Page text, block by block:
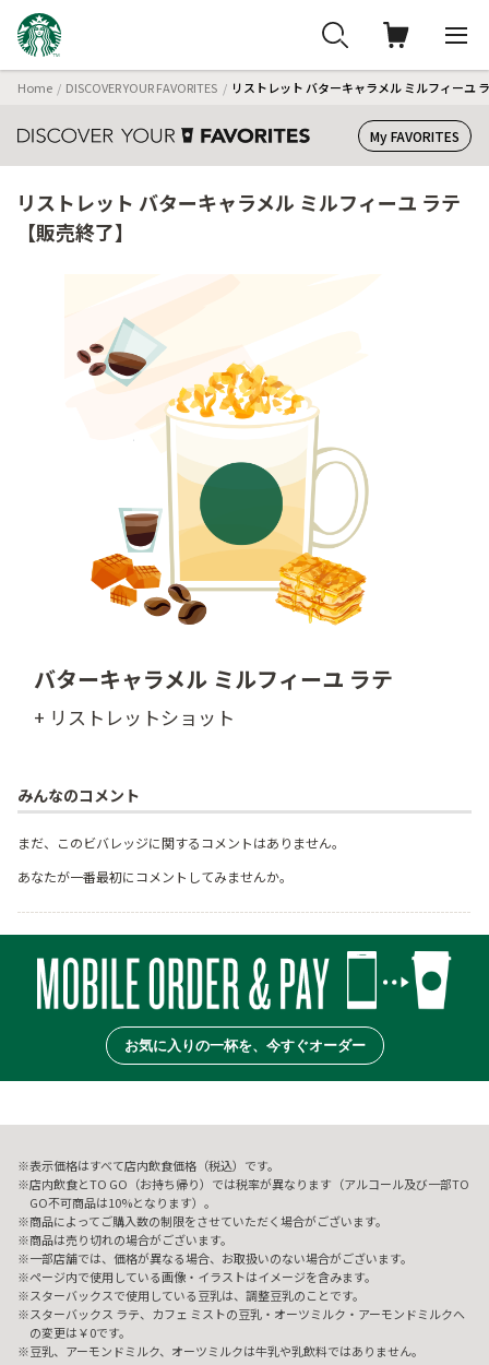
Home DISCOVER YOUR FAVORITES リストレット バターキャラメル ミルフィーユ
My FAVORITES
リストレット バターキャラメル ミルフィーユ ラテ
【販売終了】
バターキャラメル ミルフィーユ ラテ
+ リストレットショット
みんなのコメント
まだ、このビバレッジに関するコメントはありません。
あなたが一番最初にコメントしてみませんか。
お気に入りの一杯を、今すぐオーダー
表示価格はすべて店内飲食価格（税込）です。
店内飲食とTO GO（お持ち帰り）では税率が異なります（アルコール及び一部TO
GO不可商品は10%となります）。
商品によってご購入数の制限をさせていただく場合がございます。
商品は売り切れの場合がございます。
一部店舗では、価格が異なる場合、お取扱いのない場合がございます。
ページ内で使用している画像・イラストはイメージを含みます。
スターバックスで使用している豆乳は、調整豆乳のことです。
スターバックス ラテ、カフェ ミストの豆乳・オーツミルク・アーモンドミルクへ
の変更は￥0です。
豆乳、アーモンドミルク、オーツミルクは牛乳や乳飲料ではありません。